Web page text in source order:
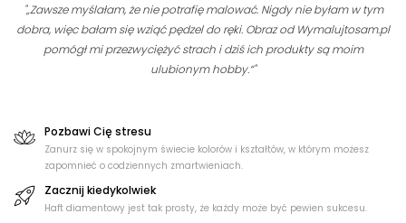
"„Zawsze myślałam, że nie potrafię malować. Nigdy nie byłam w tym
dobra, więc bałam się wziąć pędzel do ręki. Obraz od Wymalujtosam.pl
pomógł mi przezwyciężyć strach i dziś ich produkty są moim
ulubionym hobby.“"
Pozbawi Cię stresu
Zanurz się w spokojnym świecie kolorów i kształtów, w którym możesz
zapomnieć o codziennych zmartwieniach.
Zacznij kiedykolwiek
Haft diamentowy jest tak prosty, że każdy może być pewien sukcesu.